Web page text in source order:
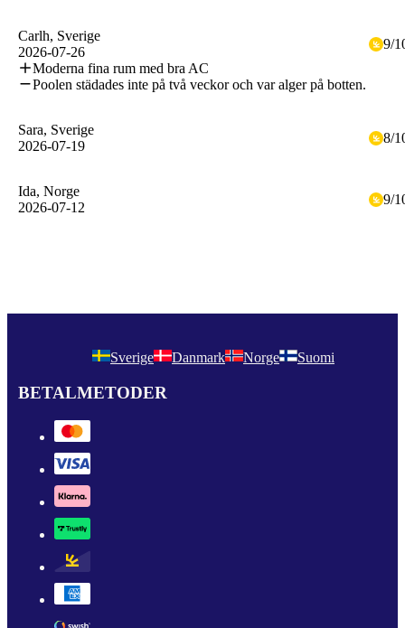
Carlh, Sverige
2026-07-26
9/
Moderna fina rum med bra AC
Poolen städades inte på två veckor och var alger på botten.
Sara, Sverige
2026-07-19
8/
Ida, Norge
2026-07-12
9/
Sverige Danmark Norge Suomi
BETALMETODER